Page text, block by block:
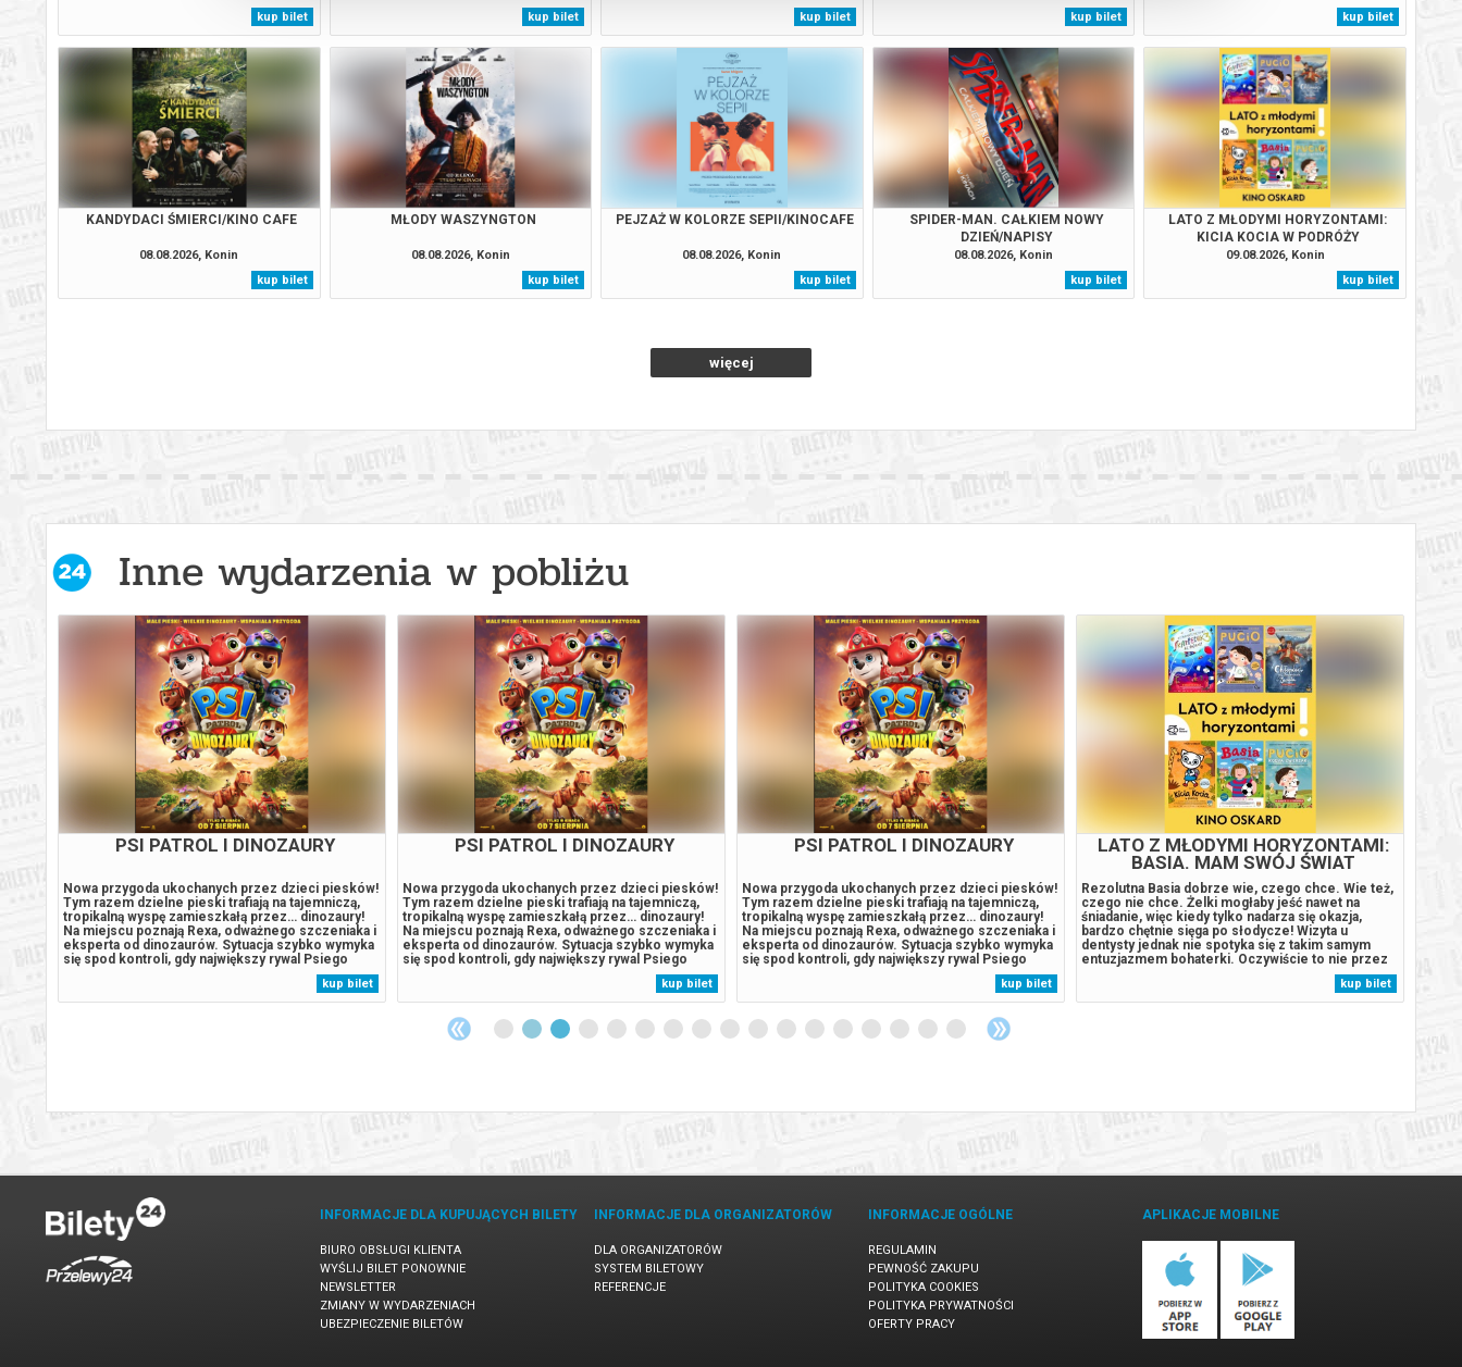
kup bilet
kup bilet
kup bilet
kup bilet
kup bilet
KANDYDACI ŚMIERCI/KINO CAFE
08.08.2026, Konin
kup bilet
MŁODY WASZYNGTON
08.08.2026, Konin
kup bilet
PEJZAŻ W KOLORZE SEPII/KINOCAFE
08.08.2026, Konin
kup bilet
SPIDER-MAN. CAŁKIEM NOWY
DZIEŃ/NAPISY
08.08.2026, Konin
kup bilet
LATO Z MŁODYMI HORYZONTAMI:
KICIA KOCIA W PODRÓŻY
09.08.2026, Konin
kup bilet
więcej
Inne wydarzenia w pobliżu
PSI PATROL I DINOZAURY
Nowa przygoda ukochanych przez dzieci piesków!
Tym razem dzielne pieski trafiają na tajemniczą,
tropikalną wyspę zamieszkałą przez… dinozaury!
Na miejscu poznają Rexa, odważnego szczeniaka i
eksperta od dinozaurów. Sytuacja szybko wymyka
się spod kontroli, gdy największy rywal Psiego
Patrolu, burmistrz Humdinger, również pojawia się
na wyspie. Jego nierozważne działania prowadzą
do przebudzenia potężnego,...
kup bilet
PSI PATROL I DINOZAURY
Nowa przygoda ukochanych przez dzieci piesków!
Tym razem dzielne pieski trafiają na tajemniczą,
tropikalną wyspę zamieszkałą przez… dinozaury!
Na miejscu poznają Rexa, odważnego szczeniaka i
eksperta od dinozaurów. Sytuacja szybko wymyka
się spod kontroli, gdy największy rywal Psiego
Patrolu, burmistrz Humdinger, również pojawia się
na wyspie. Jego nierozważne działania prowadzą
do przebudzenia potężnego,...
kup bilet
PSI PATROL I DINOZAURY
Nowa przygoda ukochanych przez dzieci piesków!
Tym razem dzielne pieski trafiają na tajemniczą,
tropikalną wyspę zamieszkałą przez… dinozaury!
Na miejscu poznają Rexa, odważnego szczeniaka i
eksperta od dinozaurów. Sytuacja szybko wymyka
się spod kontroli, gdy największy rywal Psiego
Patrolu, burmistrz Humdinger, również pojawia się
na wyspie. Jego nierozważne działania prowadzą
do przebudzenia potężnego,...
kup bilet
LATO Z MŁODYMI HORYZONTAMI:
BASIA. MAM SWÓJ ŚWIAT
Rezolutna Basia dobrze wie, czego chce. Wie też,
czego nie chce. Żelki mogłaby jeść nawet na
śniadanie, więc kiedy tylko nadarza się okazja,
bardzo chętnie sięga po słodycze! Wizyta u
dentysty jednak nie spotyka się z takim samym
entuzjazmem bohaterki. Oczywiście to nie przez
to, że nie chce prowadzić zdrowego trybu życia!
Basia uwielbia bawić się na dworze, grać w piłkę
nożną oraz zawsze jest chętna,...
kup bilet
INFORMACJE DLA KUPUJĄCYCH BILETY
BIURO OBSŁUGI KLIENTA
WYŚLIJ BILET PONOWNIE
NEWSLETTER
ZMIANY W WYDARZENIACH
UBEZPIECZENIE BILETÓW
INFORMACJE DLA ORGANIZATORÓW
DLA ORGANIZATORÓW
SYSTEM BILETOWY
REFERENCJE
INFORMACJE OGÓLNE
REGULAMIN
PEWNOŚĆ ZAKUPU
POLITYKA COOKIES
POLITYKA PRYWATNOŚCI
OFERTY PRACY
APLIKACJE MOBILNE